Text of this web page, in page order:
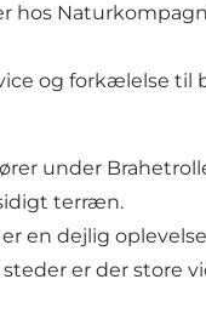
hos
og forkælelse til
under
terræn.
en dejlig
er der store